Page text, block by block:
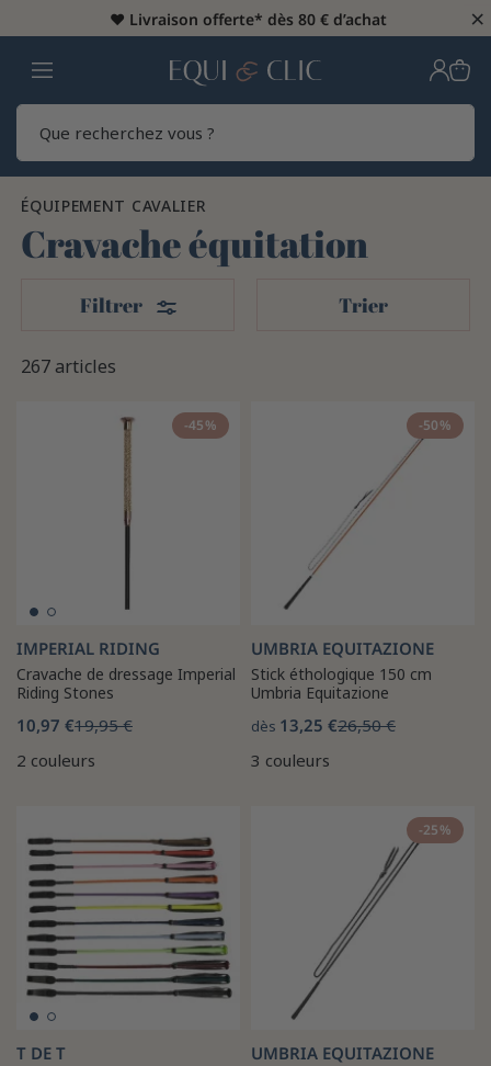
♥️ Livraison offerte* dès 80 € d’achat ×
Home
ÉQUIPEMENT CAVALIER
Cravache équitation
267 articles
Filtrer Filters Trier
-45%
IMPERIAL RIDING
Cravache de dressage Imperial
Riding Stones
10,97 €19,95 €
2 couleurs
-50%
UMBRIA EQUITAZIONE
Stick éthologique 150 cm
Umbria Equitazione
dès 13,25 €26,50 €
3 couleurs
T DE T
-25%
UMBRIA EQUITAZIONE